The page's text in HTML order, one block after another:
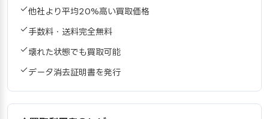
他社より平均20%高い買取価格
手数料・送料完全無料
壊れた状態でも買取可能
データ消去証明書を発行